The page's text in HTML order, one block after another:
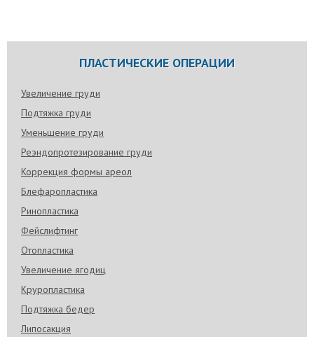
ПЛАСТИЧЕСКИЕ ОПЕРАЦИИ
Увеличение груди
Подтяжка груди
Уменьшение груди
Реэндопротезирование груди
Коррекция формы ареол
Блефаропластика
Ринопластика
Фейслифтинг
Отопластика
Увеличение ягодиц
Круропластика
Подтяжка бедер
Липосакция